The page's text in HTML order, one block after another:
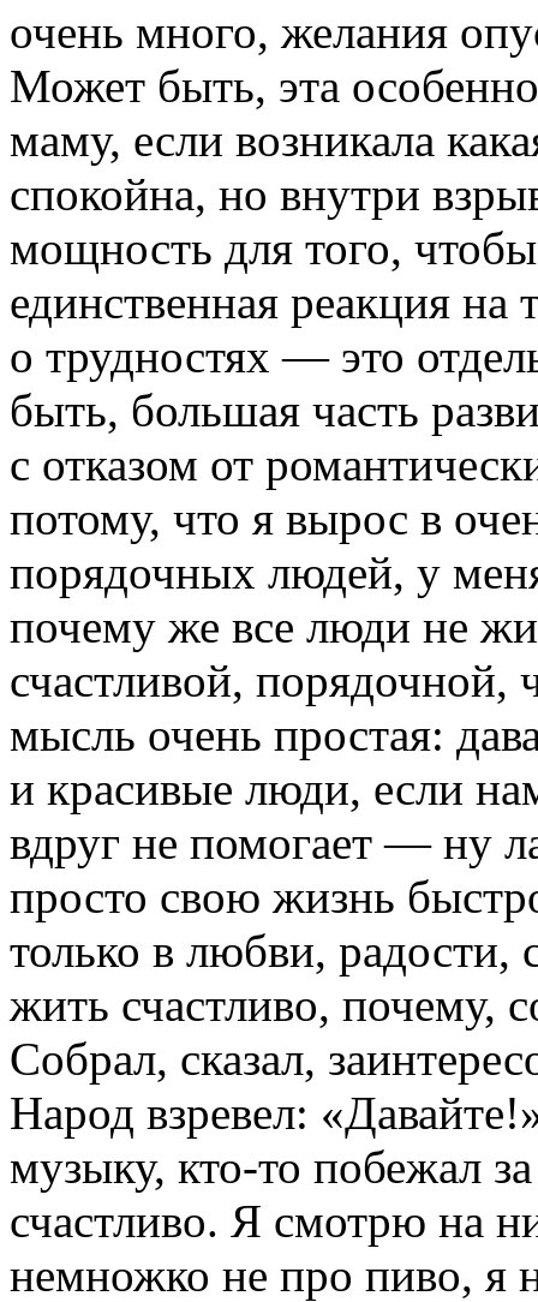
очень много, желания
Может быть, эта
маму, если возникала
спокойна, но внутри
мощность для того,
единственная реакция на
о трудностях — это
быть, большая часть
с отказом от
потому, что я вырос в
порядочных людей, у
почему же все люди не
счастливой,
мысль очень простая:
и красивые люди, если
вдруг не помогает — ну
просто свою жизнь
только в любви, радости,
жить счастливо, почему,
Собрал, сказал,
Народ взревел:
музыку, кто-то побежал
счастливо. Я смотрю на
немножко не про пиво, я